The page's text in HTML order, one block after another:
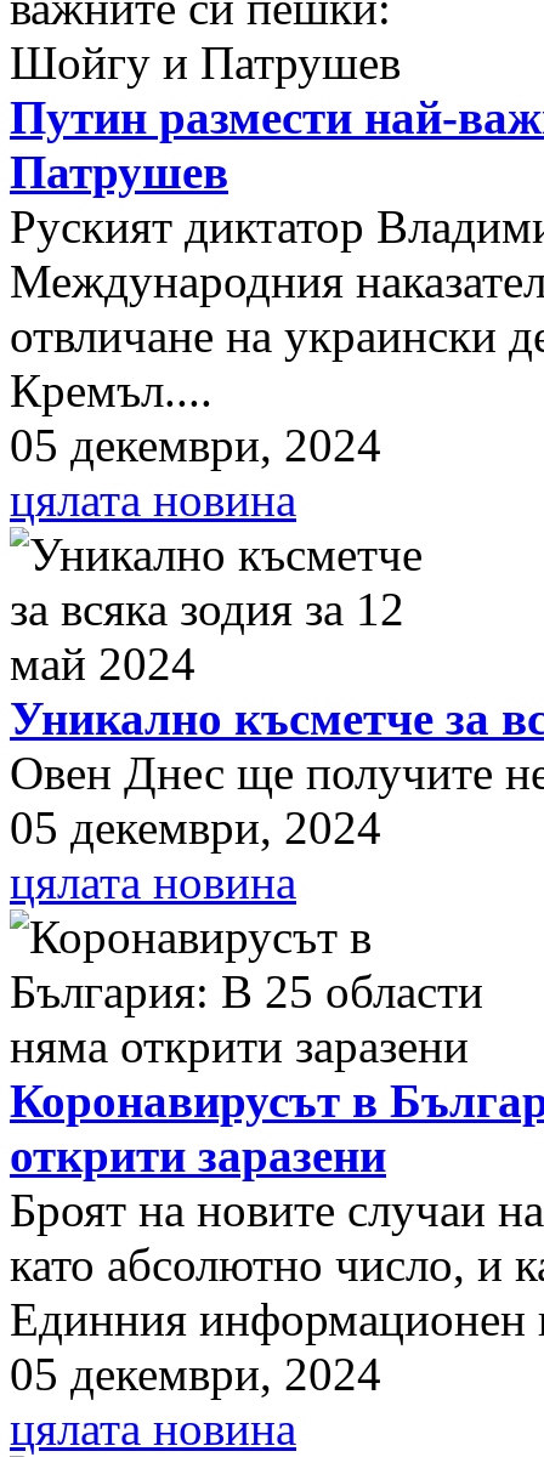
Путин размести най-
Патрушев
Руският диктатор
Международния
отвличане на украински
Кремъл....
05 декември, 2024
цялата новина
Уникално късметче за
Овен Днес ще получите
05 декември, 2024
цялата новина
Коронавирусът в
открити заразени
Броят на новите случаи
като абсолютно число, и
Единния информационен
05 декември, 2024
цялата новина